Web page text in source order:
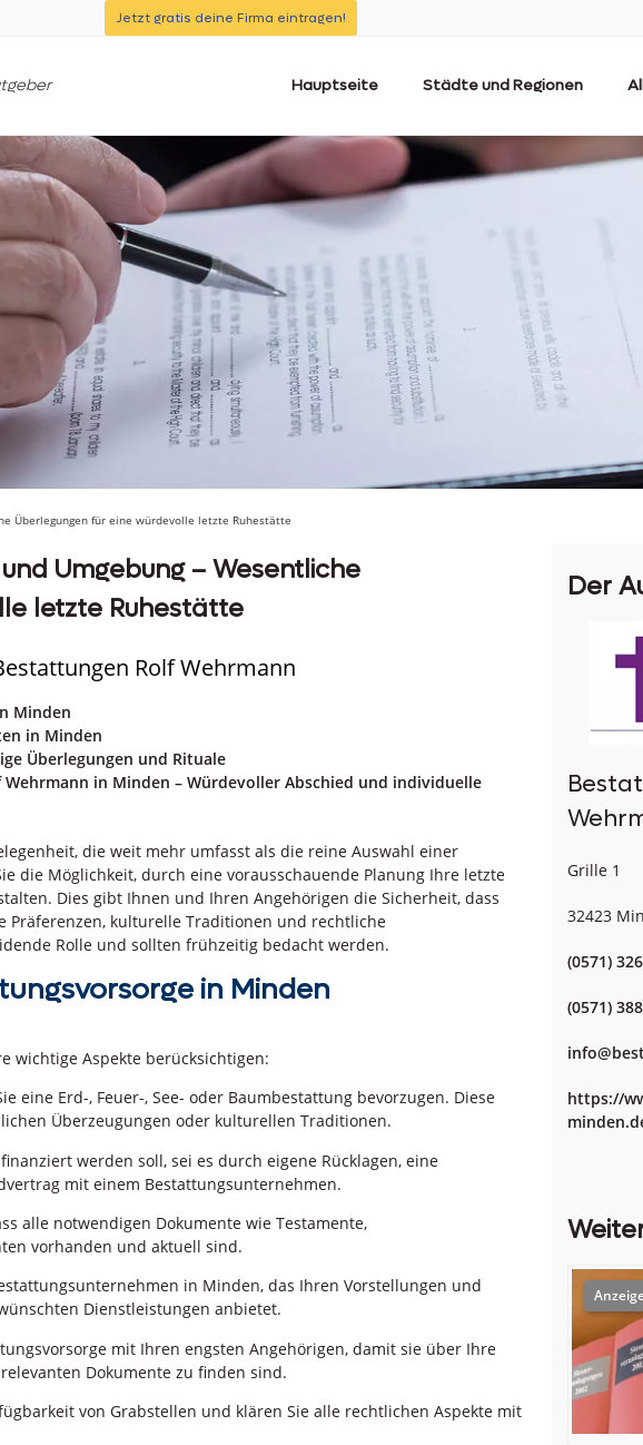
Jetzt gratis deine Firma eintragen!
Hauptseite Städte und Regionen
Überlegungen für eine würdevolle letzte Ruhestätte
Umgebung – Wesentliche
letzte Ruhestätte
Rolf Wehrmann
Minden
in Minden
Überlegungen und Rituale
in Minden – Würdevoller Abschied und individuelle
die weit mehr umfasst als die reine Auswahl einer
die Möglichkeit, durch eine vorausschauende Planung Ihre letzte
Dies gibt Ihnen und Ihren Angehörigen die Sicherheit, dass
Präferenzen, kulturelle Traditionen und rechtliche
Rolle und sollten frühzeitig bedacht werden.
in Minden
wichtige Aspekte berücksichtigen:
eine Erd-, Feuer-, See- oder Baumbestattung bevorzugen. Diese
Überzeugungen oder kulturellen Traditionen.
werden soll, sei es durch eigene Rücklagen, eine
mit einem Bestattungsunternehmen.
alle notwendigen Dokumente wie Testamente,
vorhanden und aktuell sind.
in Minden, das Ihren Vorstellungen und
Dienstleistungen anbietet.
mit Ihren engsten Angehörigen, damit sie über Ihre
Dokumente zu finden sind.
von Grabstellen und klären Sie alle rechtlichen Aspekte mit
Der
Grille 1
32423
(0571)
(0571)
https://